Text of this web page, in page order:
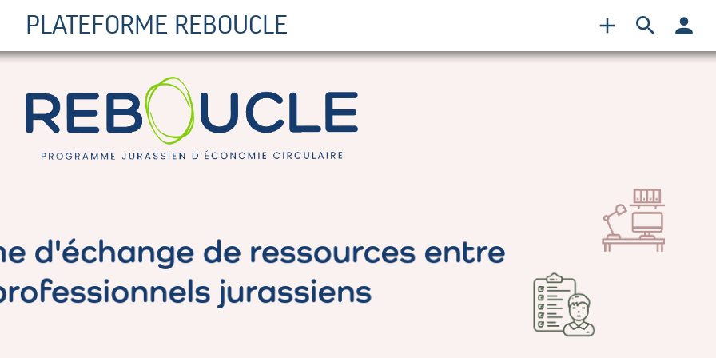
PLATEFORME REBOUCLE